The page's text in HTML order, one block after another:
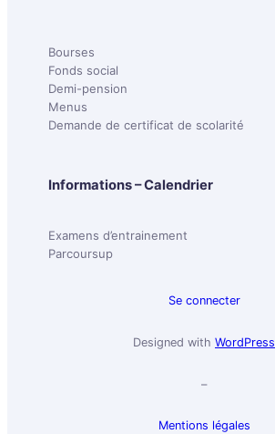
Bourses
Fonds social
Demi-pension
Menus
Demande de certificat de scolarité
Informations – Calendrier
Examens d’entrainement
Parcoursup
Se connecter
Designed with WordPress
–
Mentions légales